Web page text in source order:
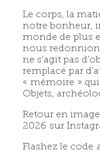
Le corps, la
notre bonheur,
monde de plus
nous
ne s’agit pas
remplacé par
« mémoire »
Objets,
Retour en
2026 sur
Flashez le code